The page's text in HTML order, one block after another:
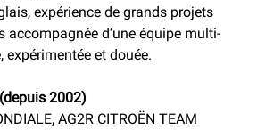
expérience de grands projets
accompagnée d’une équipe multi-
expérimentée et douée.
2002)
AG2R CITROËN TEAM